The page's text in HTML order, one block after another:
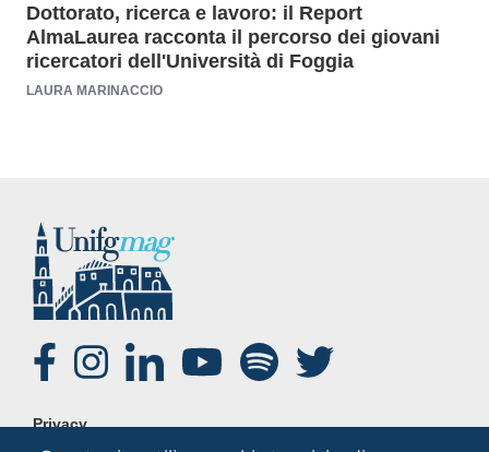
Dottorato, ricerca e lavoro: il Report
AlmaLaurea racconta il percorso dei giovani
ricercatori dell'Università di Foggia
LAURA MARINACCIO
SOCIAL
FOOTER
Privacy